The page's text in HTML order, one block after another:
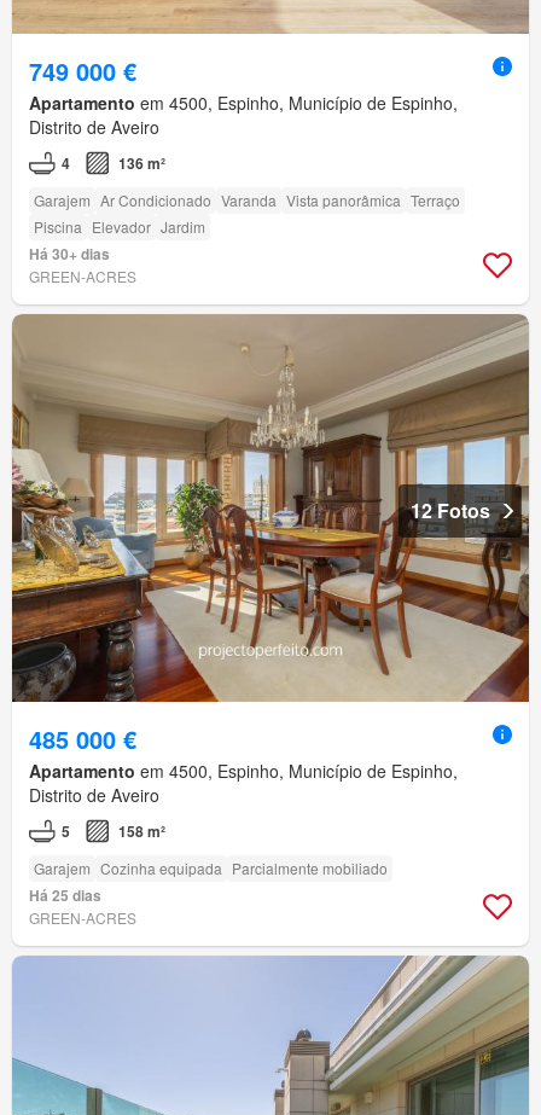
749 000 €
Apartamento em 4500, Espinho, Município de Espinho,
Distrito de Aveiro
4 136 m²
Garajem Ar Condicionado Varanda Vista panorâmica Terraço
Piscina Elevador Jardim
Há 30+ dias
GREEN-ACRES
12 Fotos
485 000 €
Apartamento em 4500, Espinho, Município de Espinho,
Distrito de Aveiro
5 158 m²
Garajem Cozinha equipada Parcialmente mobiliado
Há 25 dias
GREEN-ACRES